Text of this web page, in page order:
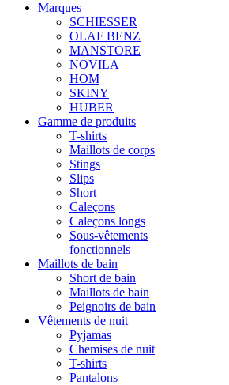
Marques
SCHIESSER
OLAF BENZ
MANSTORE
NOVILA
HOM
SKINY
HUBER
Gamme de produits
T-shirts
Maillots de corps
Stings
Slips
Short
Caleçons
Caleçons longs
Sous-vêtements
fonctionnels
Maillots de bain
Short de bain
Maillots de bain
Peignoirs de bain
Vêtements de nuit
Pyjamas
Chemises de nuit
T-shirts
Pantalons